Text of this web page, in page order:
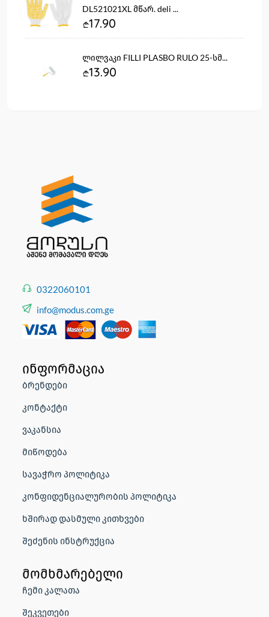
DL521021XL მწარ. deli ...
17.90
ლილვაკი FILLI PLASBO RULO 25-სმ...
13.90
0322060101
info@modus.com.ge
ინფორმაცია
ბრენდები
კონტაქტი
ვაკანსია
მიწოდება
სავაჭრო პოლიტიკა
კონფიდენციალურობის პოლიტიკა
ხშირად დასმული კითხვები
შეძენის ინსტრუქცია
მომხმარებელი
ჩემი კალათა
შეკვეთები